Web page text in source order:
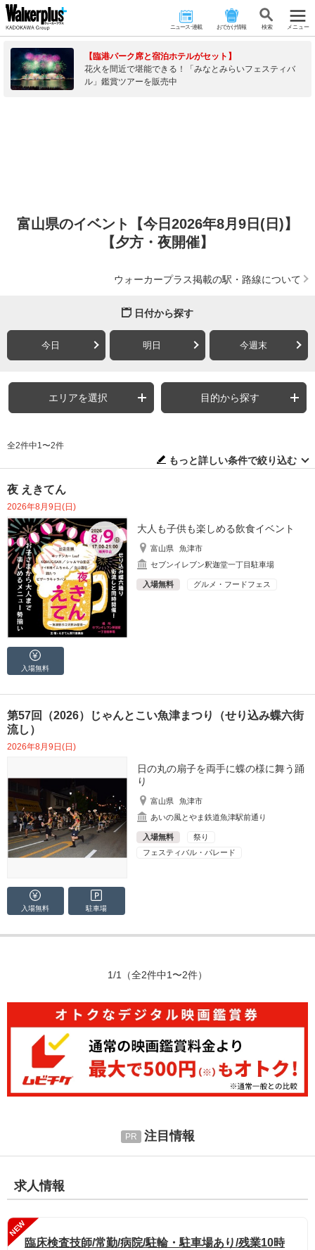
ニュース･連載 おでかけ情報 検 索 メニュー
【臨港パーク席と宿泊ホテルがセット】
花火を間近で堪能できる！「みなとみらいフェスティバ
ル」鑑賞ツアーを販売中
富山県のイベント【今日2026年8月9日(日)】
【夕方・夜開催】
ウォーカープラス掲載の駅・路線について
日付から探す
今日 明日 今週末
エリアを選択 目的から探す
全2件中1〜2件
もっと詳しい条件で絞り込む
夜 えきてん
2026年8月9日(日)
大人も子供も楽しめる飲食イベント
富山県
魚津市
セブンイレブン釈迦堂一丁目駐車場
入場無料 グルメ・フードフェス
入場無料
第57回（2026）じゃんとこい魚津まつり（せり込み蝶六街
流し）
2026年8月9日(日)
日の丸の扇子を両手に蝶の様に舞う踊
り
富山県
魚津市
あいの風とやま鉄道魚津駅前通り
入場無料
祭り
フェスティバル・パレード
入場無料 駐車場
1/1 （全2件中1〜2件）
注目情報
求人情報
NEW
臨床検査技師/常勤/病院/駐輪・駐車場あり/残業10時